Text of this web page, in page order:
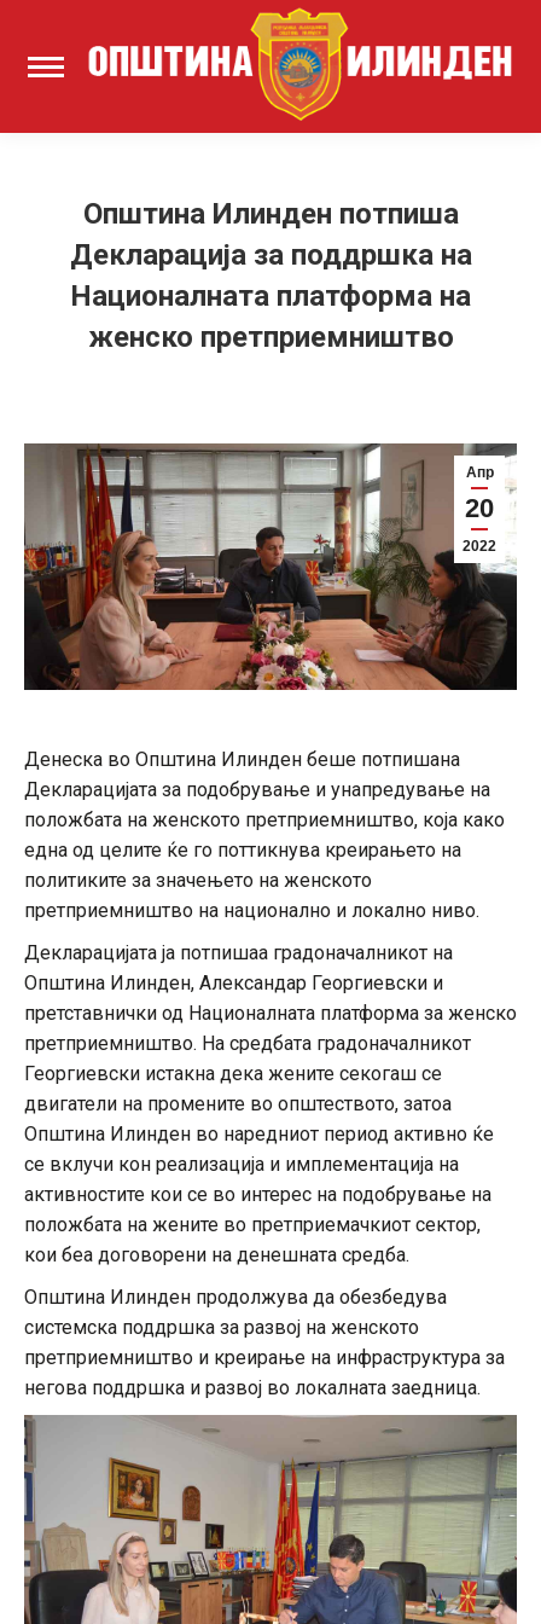
Општина Илинден потпиша
Декларација за поддршка на
Националната платформа на
женско претприемништво
Апр
20
2022
Денеска во Општина Илинден беше потпишана
Декларацијата за подобрување и унапредување на
положбата на женското претприемништво, која како
една од целите ќе го поттикнува креирањето на
политиките за значењето на женското
претприемништво на национално и локално ниво.
Декларацијата ја потпишаа градоначалникот на
Општина Илинден, Александар Георгиевски и
претставнички од Националната платформа за женско
претприемништво. На средбата градоначалникот
Георгиевски истакна дека жените секогаш се
двигатели на промените во општеството, затоа
Општина Илинден во наредниот период активно ќе
се вклучи кон реализација и имплементација на
активностите кои се во интерес на подобрување на
положбата на жените во претприемачкиот сектор,
кои беа договорени на денешната средба.
Општина Илинден продолжува да обезбедува
системска поддршка за развој на женското
претприемништво и креирање на инфраструктура за
негова поддршка и развој во локалната заедница.